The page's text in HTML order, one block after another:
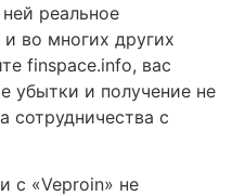
реальное
во многих других
finspace.info, вас
убытки и получение не
сотрудничества с
с «Veproin» не